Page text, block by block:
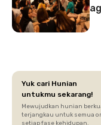
Yuk cari Hunian
untukmu sekarang!
Mewujudkan hunian
terjangkau untuk semua
setiap fase kehidupan.